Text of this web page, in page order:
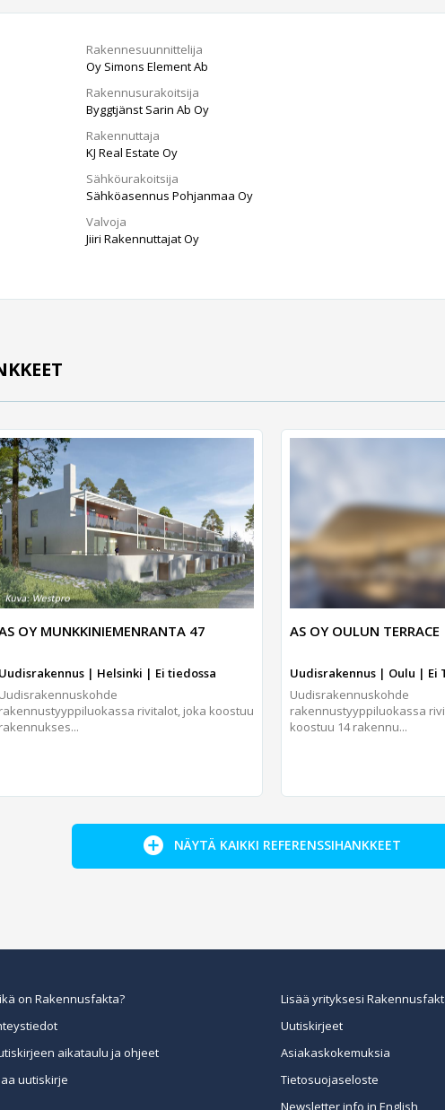
Rakennesuunnittelija
Oy Simons Element Ab
Rakennusurakoitsija
Byggtjänst Sarin Ab Oy
Rakennuttaja
KJ Real Estate Oy
Sähköurakoitsija
Sähköasennus Pohjanmaa Oy
Valvoja
Jiiri Rakennuttajat Oy
OY MUNKKINIEMENRANTA 47
Uudisrakennus | Helsinki | Ei tiedossa
Uudisrakennuskohde
rakennustyyppiluokassa rivitalot, joka koostuu
rakennukses...
AS OY OULUN TERRACE
Uudisrakennus | Oulu | Ei
Uudisrakennuskohde
rakennustyyppiluokassa
koostuu 14 rakennu...
NÄYTÄ KAIKKI REFERENSSIHANKKEET
on Rakennusfakta?
aikataulu ja ohjeet
uutiskirje
Lisää yrityksesi
Uutiskirjeet
Asiakaskokemuksia
Tietosuojaseloste
Newsletter info in English